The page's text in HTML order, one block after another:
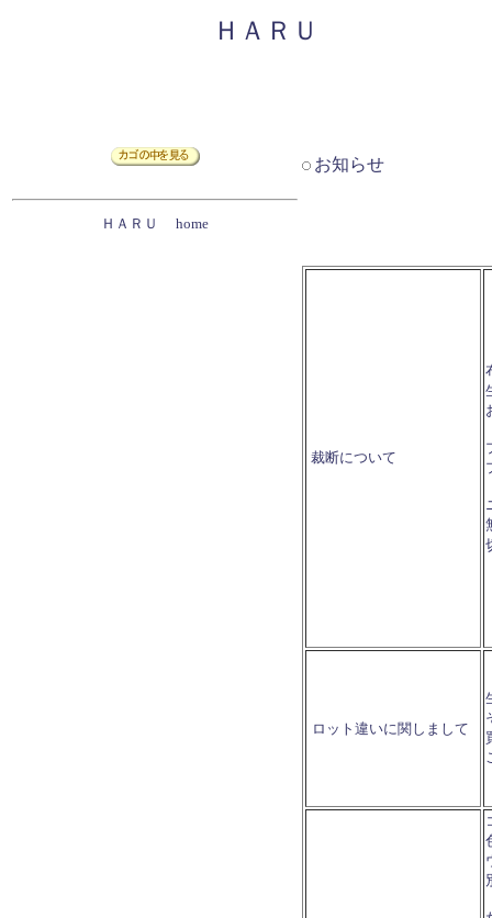
ＨＡＲＵ
お知らせ
ＨＡＲＵ home
裁断について
ロット違いに関しまして